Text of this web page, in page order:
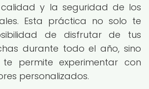
y la seguridad de los
Esta práctica no solo te
de disfrutar de tus
durante todo el año, sino
permite experimentar con
personalizados.